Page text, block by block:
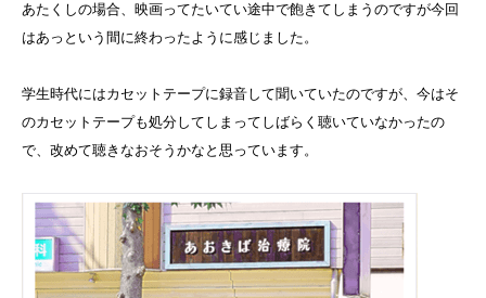
あたくしの場合、映画ってたいてい途中で飽きてしまうのですが今回
はあっという間に終わったように感じました。
学生時代にはカセットテープに録音して聞いていたのですが、今はそ
のカセットテープも処分してしまってしばらく聴いていなかったの
で、改めて聴きなおそうかなと思っています。